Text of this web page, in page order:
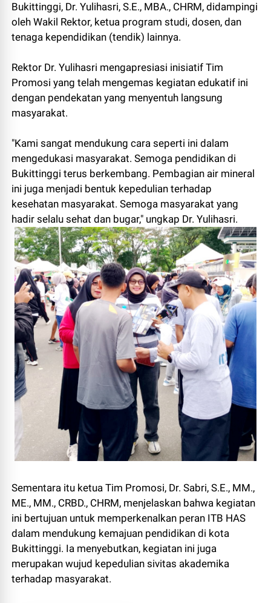
Bukittinggi, Dr. Yulihasri, S.E., MBA., CHRM, didampingi
oleh Wakil Rektor, ketua program studi, dosen, dan
tenaga kependidikan (tendik) lainnya.
Rektor Dr. Yulihasri mengapresiasi inisiatif Tim
Promosi yang telah mengemas kegiatan edukatif ini
dengan pendekatan yang menyentuh langsung
masyarakat.
"Kami sangat mendukung cara seperti ini dalam
mengedukasi masyarakat. Semoga pendidikan di
Bukittinggi terus berkembang. Pembagian air mineral
ini juga menjadi bentuk kepedulian terhadap
kesehatan masyarakat. Semoga masyarakat yang
hadir selalu sehat dan bugar," ungkap Dr. Yulihasri.
Sementara itu ketua Tim Promosi, Dr. Sabri, S.E., MM.,
ME., MM., CRBD., CHRM, menjelaskan bahwa kegiatan
ini bertujuan untuk memperkenalkan peran ITB HAS
dalam mendukung kemajuan pendidikan di kota
Bukittinggi. Ia menyebutkan, kegiatan ini juga
merupakan wujud kepedulian sivitas akademika
terhadap masyarakat.